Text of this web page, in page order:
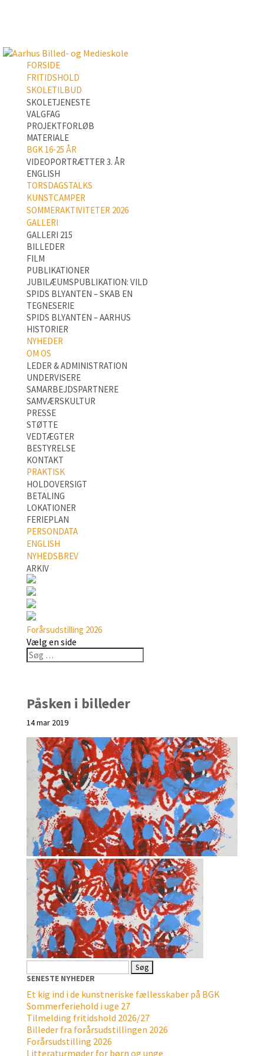
FORSIDE
FRITIDSHOLD
SKOLETILBUD
SKOLETJENESTE
VALGFAG
PROJEKTFORLØB
MATERIALE
BGK 16-25 ÅR
VIDEOPORTRÆTTER 3. ÅR
ENGLISH
TORSDAGSTALKS
KUNSTCAMPER
SOMMERAKTIVITETER 2026
GALLERI
GALLERI 215
BILLEDER
FILM
PUBLIKATIONER
JUBILÆUMSPUBLIKATION: VILD
SPIDS BLYANTEN – SKAB EN
TEGNESERIE
SPIDS BLYANTEN – AARHUS
HISTORIER
NYHEDER
OM OS
LEDER & ADMINISTRATION
UNDERVISERE
SAMARBEJDSPARTNERE
SAMVÆRSKULTUR
PRESSE
STØTTE
VEDTÆGTER
BESTYRELSE
KONTAKT
PRAKTISK
HOLDOVERSIGT
BETALING
LOKATIONER
FERIEPLAN
PERSONDATA
ENGLISH
NYHEDSBREV
ARKIV
Forårsudstilling 2026
Vælg en side
Påsken i billeder
14 mar 2019
efter:
SENESTE NYHEDER
Et kig ind i de kunstneriske fællesskaber på BGK
Sommerferiehold i uge 27
Tilmelding fritidshold 2026/27
Billeder fra forårsudstillingen 2026
Forårsudstilling 2026
Litteraturmøder for børn og unge